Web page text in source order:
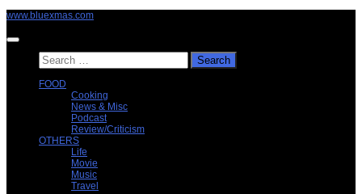
Skip
content
www.bluexmas.com
Search
for:
FOOD
Cooking
News & Misc
Podcast
Review/Criticism
OTHERS
Life
Movie
Music
Travel